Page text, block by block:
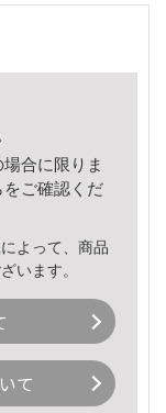
合に限りま
をご確認くだ
よって、商品
います。
て